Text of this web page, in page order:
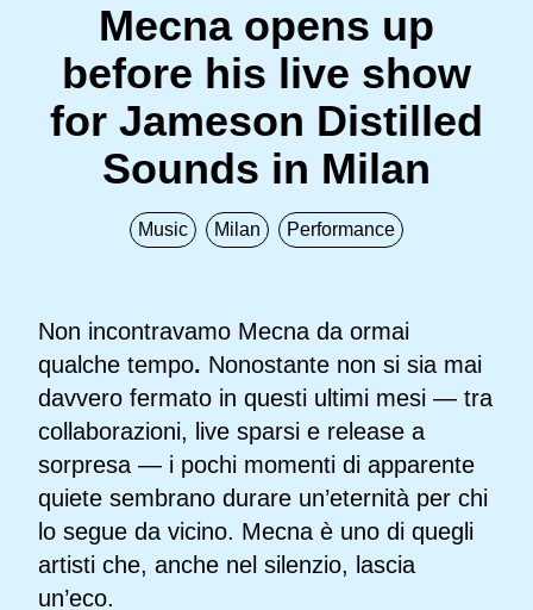
Mecna opens up
before his live show
for Jameson Distilled
Sounds in Milan
Music Milan Performance
Non incontravamo Mecna da ormai
qualche tempo. Nonostante non si sia mai
davvero fermato in questi ultimi mesi — tra
collaborazioni, live sparsi e release a
sorpresa — i pochi momenti di apparente
quiete sembrano durare un’eternità per chi
lo segue da vicino. Mecna è uno di quegli
artisti che, anche nel silenzio, lascia
un’eco.